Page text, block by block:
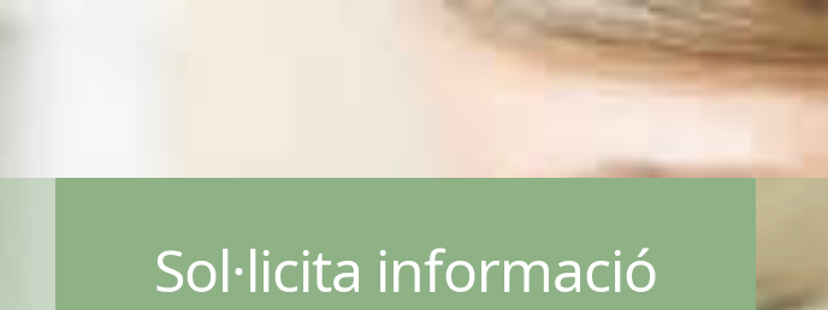
Sol·licita informació